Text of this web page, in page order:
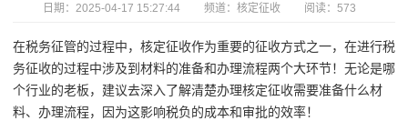
日期： 2025-04-17 15:27:44 频道： 核定征收 阅读：573
在税务征管的过程中，核定征收作为重要的征收方式之一，在进行税
务征收的过程中涉及到材料的准备和办理流程两个大环节！无论是哪
个行业的老板，建议去深入了解清楚办理核定征收需要准备什么材
料、办理流程，因为这影响税负的成本和审批的效率！